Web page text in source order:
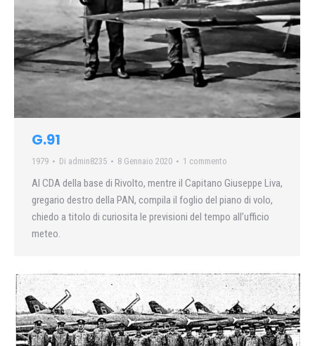
G.91
1979 Di admin8235 8 Gennaio 2020 1 commento
Al CDA della base di Rivolto, mentre il Capitano Giuseppe Liva,
gregario destro della PAN, compila il foglio del piano di volo,
chiedo a titolo di curiosita le previsioni del tempo all’ufficio
meteo.